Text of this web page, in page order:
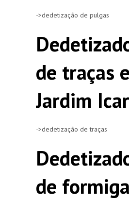
->dedetização de pulgas
de traças
Jardim
->dedetização de traças
de